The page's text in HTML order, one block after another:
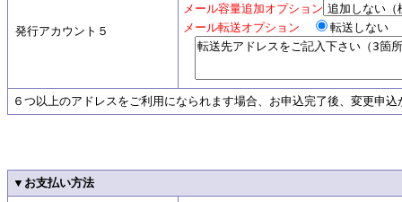
発行アカウント５
メール容量追加オプション
メール転送オプション
転送しな
６つ以上のアドレスをご利用になられます場合、お申込完了後、変更申
▼お支払い方法